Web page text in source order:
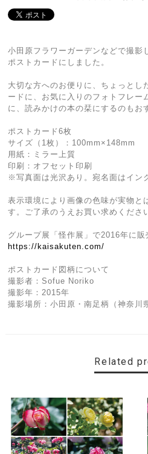
小田原フラワーガーデンなどで撮影
ポストカードにしました。
大切な方へのお便りに、ちょっとし
ードに、お気に入りのフォトフレー
に、読みかけの本の栞にするのもお
ポストカード6枚
サイズ（1枚）：100mm×148mm
用紙：ミラー上質
印刷：オフセット印刷
※写真面は光沢あり。宛名面はイン
表示環境により画像の色味が実物と
す。ご了承のうえお買い求めくださ
グループ展「怪作展」で2016年に販
https://kaisakuten.com/
ポストカード図柄について
撮影者：Sofue Noriko
撮影年：2015年
撮影場所：小田原・南足柄（神奈川
Related